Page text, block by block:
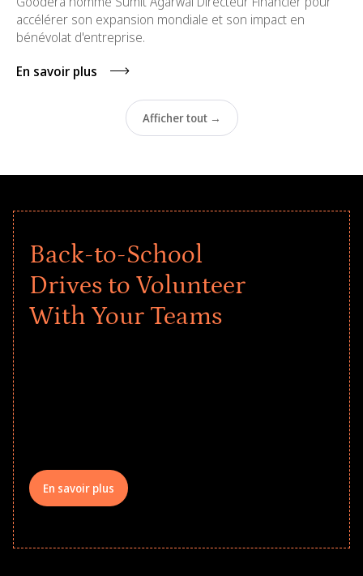
accélérer son expansion mondiale et son impact en
bénévolat d'entreprise.
En savoir plus
Afficher tout →
Back-to-School
Drives to Volunteer
With Your Teams
En savoir plus